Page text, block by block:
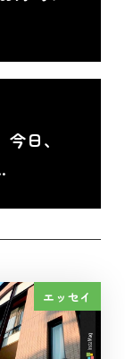
日、
エッセイ